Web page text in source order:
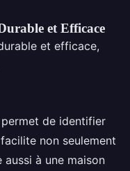
et Efficace
et efficace,
de identifier
non seulement
à une maison